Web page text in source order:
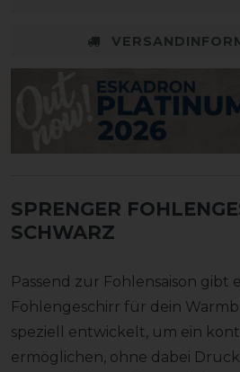
SPRENGER
SCHWARZ
Passend zur Fohlensaison gibt
Fohlengeschirr für dein
speziell entwickelt, um ein
ermöglichen, ohne dabei